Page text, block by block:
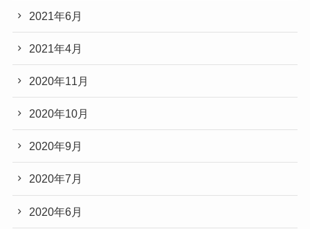
2021年6月
2021年4月
2020年11月
2020年10月
2020年9月
2020年7月
2020年6月